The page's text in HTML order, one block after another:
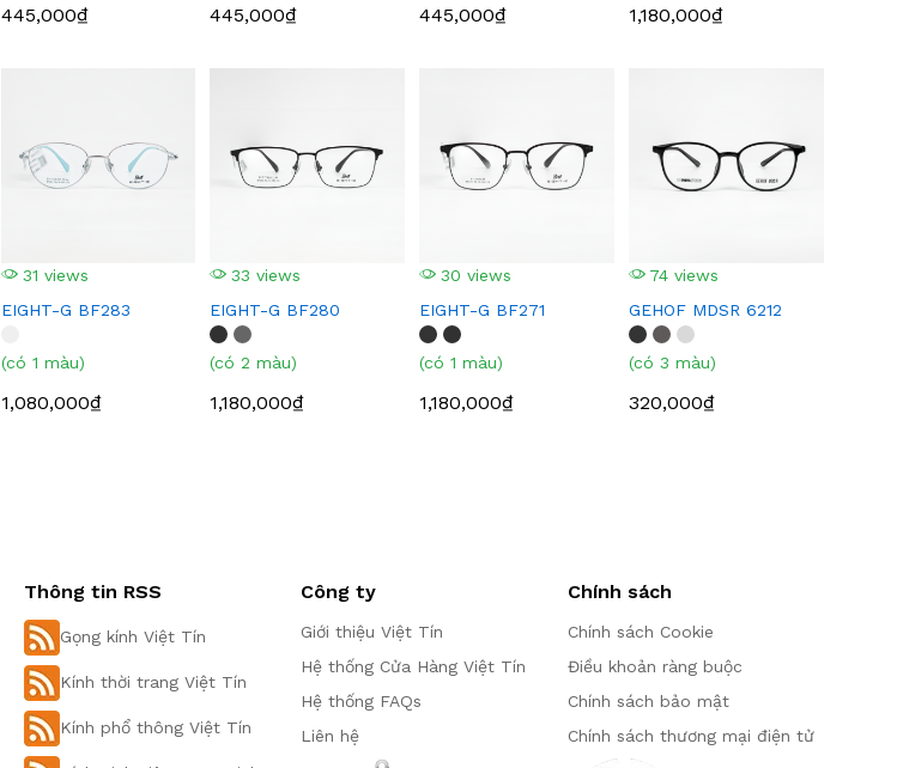
445,000₫ 445,000₫ 445,000₫ 1,180,000₫
31 views
EIGHT-G BF283
(có 1 màu)
1,080,000₫
33 views
EIGHT-G BF280
(có 2 màu)
1,180,000₫
30 views
EIGHT-G BF271
(có 1 màu)
1,180,000₫
74 views
GEHOF MDSR 6212
(có 3 màu)
320,000₫
Thông tin RSS
Gọng kính Việt Tín
Kính thời trang Việt Tín
Kính phổ thông Việt Tín
Công ty
Giới thiệu Việt Tín
Hệ thống Cửa Hàng Việt Tín
Hệ thống FAQs
Liên hệ
Chính sách
Chính sách Cookie
Điều khoản ràng buộc
Chính sách bảo mật
Chính sách thương mại điện tử